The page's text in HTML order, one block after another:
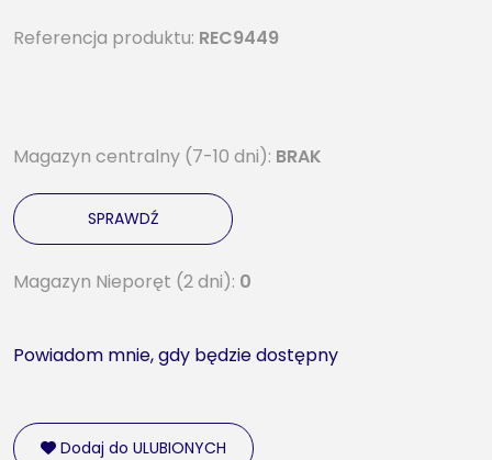
Referencja produktu: REC9449
Magazyn centralny (7-10 dni): BRAK
SPRAWDŹ
Magazyn Nieporęt (2 dni): 0
Powiadom mnie, gdy będzie dostępny
Dodaj do ULUBIONYCH